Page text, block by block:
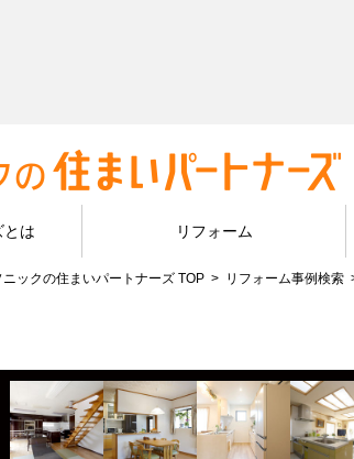
とは リフォーム
ニックの住まいパートナーズ TOP リフォーム事例検索